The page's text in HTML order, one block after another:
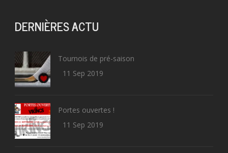
DERNIÈRES ACTU
Tournois de pré-saison
11 Sep 2019
Portes ouvertes !
11 Sep 2019